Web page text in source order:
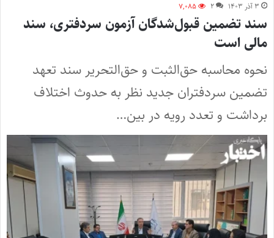
۳ آذر ۱۴۰۳ ۲ ۷,۰۸۵
سند تضمین قبول‌شدگان آزمون سردفتری، سند
مالی است
نحوه محاسبه حق‌الثبت و حق‌التحریر سند تعهد
تضمین سردفتران جدید نظر به حدوث اختلاف
برداشت و تعدد رویه در بین…